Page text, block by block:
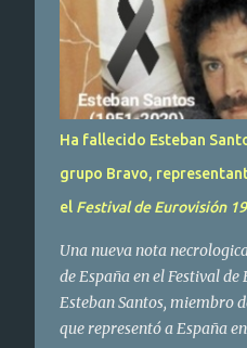
Ha fallecido Esteban
grupo Bravo,
el Festival de Eurovisión
Una nueva nota
de España en el Festival de
Esteban Santos, miembro
que representó a España